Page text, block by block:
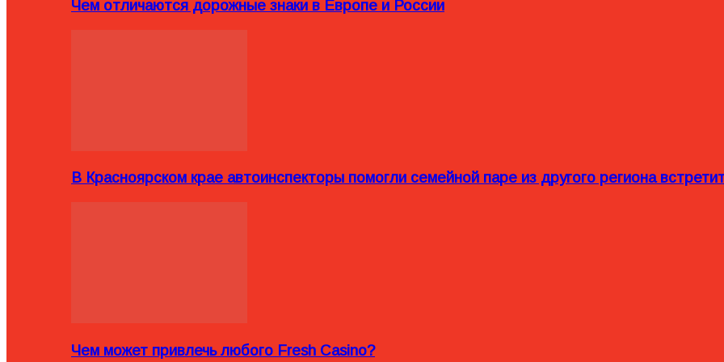
Чем отличаются дорожные знаки в Европе и России
В Красноярском крае автоинспекторы помогли семейной паре из другого региона
Чем может привлечь любого Fresh Casino?